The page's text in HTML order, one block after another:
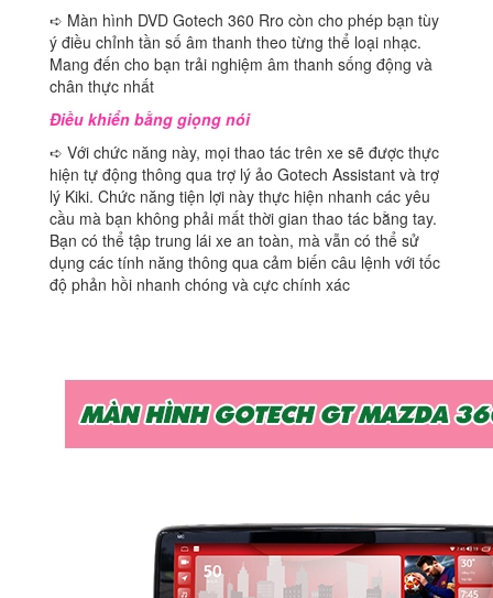
➪ Màn hình DVD Gotech 360 Rro còn cho phép bạn tùy
ý điều chỉnh tần số âm thanh theo từng thể loại nhạc.
Mang đến cho bạn trải nghiệm âm thanh sống động và
chân thực nhất
Điều khiển bằng giọng nói
➪ Với chức năng này, mọi thao tác trên xe sẽ được thực
hiện tự động thông qua trợ lý ảo Gotech Assistant và trợ
lý Kiki. Chức năng tiện lợi này thực hiện nhanh các yêu
cầu mà bạn không phải mất thời gian thao tác bằng tay.
Bạn có thể tập trung lái xe an toàn, mà vẫn có thể sử
dụng các tính năng thông qua cảm biến câu lệnh với tốc
độ phản hồi nhanh chóng và cực chính xác